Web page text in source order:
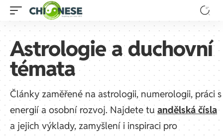
Astrologie a duchovní
témata
Články zaměřené na astrologii, numerologii, práci s
energií a osobní rozvoj. Najdete tu andělská čísla
a jejich výklady, zamyšlení i inspiraci pro